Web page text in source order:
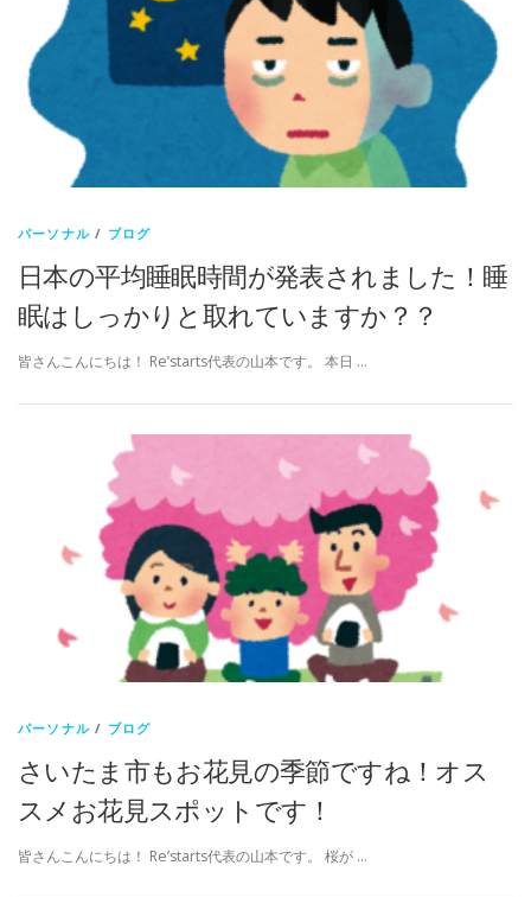
パーソナル / ブログ
日本の平均睡眠時間が発表されました！睡
眠はしっかりと取れていますか？？
皆さんこんにちは！ Re’starts代表の山本です。 本日 …
パーソナル / ブログ
さいたま市もお花見の季節ですね！オス
スメお花見スポットです！
皆さんこんにちは！ Re’starts代表の山本です。 桜が …